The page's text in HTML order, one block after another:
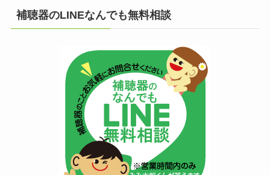
補聴器のLINEなんでも無料相談